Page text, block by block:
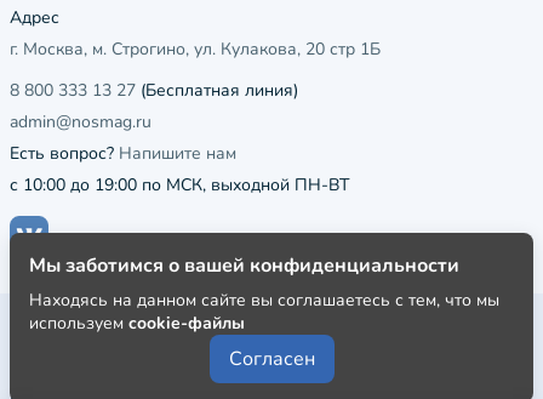
Адрес
г. Москва, м. Строгино, ул. Кулакова, 20 стр 1Б
8 800 333 13 27 (Бесплатная линия)
admin@nosmag.ru
Есть вопрос? Напишите нам
с 10:00 до 19:00 по МСК, выходной ПН-ВТ
Публичная оферта
Пользовательское соглашение
Мы заботимся о вашей конфиденциальности
Находясь на данном сайте вы соглашаетесь с тем, что мы
используем cookie-файлы
Согласен